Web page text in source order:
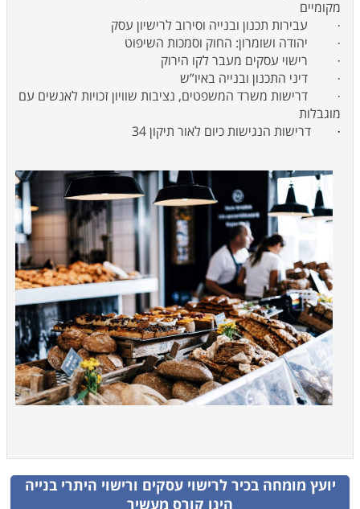
מקומיים
·
עבירות תכנון ובנייה וסירוב לרישיון עסק
·
יהודה ושומרון: החוק וסמכות השיפוט
·
רישוי עסקים מעבר לקו הירוק
·
דיני התכנון ובנייה באיו”ש
·
דרישות משרד המשפטים, נציבות שוויון זכויות לאנשים עם
מוגבלות
· דרישות הנגישות כיום לאור תיקון 34
יועץ מומחה בכיר לרישוי עסקים ורישוי היתרי בנייה
הינו קורס מעשיר